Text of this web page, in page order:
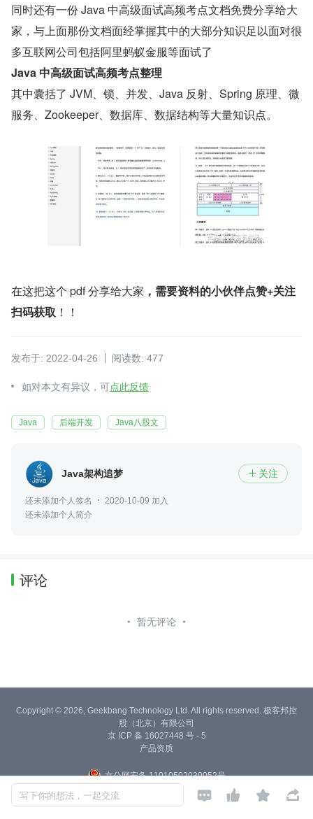
同时还有一份 Java 中高级面试高频考点文档免费分享给大
家，与上面那份文档面经掌握其中的大部分知识足以面对很
多互联网公司包括阿里蚂蚁金服等面试了
Java 中高级面试高频考点整理
其中囊括了 JVM、锁、并发、Java 反射、Spring 原理、微
服务、Zookeeper、数据库、数据结构等大量知识点。
在这把这个 pdf 分享给大家 ，需要资料的小伙伴点赞+关注
扫码获取 ！！
发布于: 2022-04-26 阅读数: 477
如对本文有异议，可点此反馈
Java 后端开发 Java八股文
Java架构追梦  关注
还未添加个人签名
2020-10-09 加入
还未添加个人简介
评论
暂无评论
写下你的想法，一起交流    
Copyright © 2026, Geekbang Technology Ltd. All rights reserved. 极客邦控
股（北京）有限公司
京 ICP 备 16027448 号 - 5
产品资质
京公网安备 11010502039052号